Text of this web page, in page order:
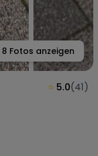
8 Fotos anzeigen
⭐ 5.0(41)